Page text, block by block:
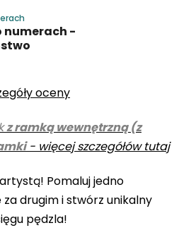
z ramką wewnętrzną (z
- więcej szczegółów tutaj
Pomaluj jedno
drugim i stwórz unikalny
pędzla!
numerach -
oceny